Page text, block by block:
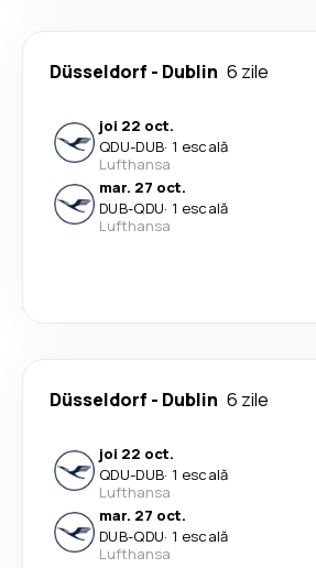
Düsseldorf - Dublin 6 zile
joi 22 oct.
QDU-DUB· 1 escală
Lufthansa
mar. 27 oct.
DUB-QDU· 1 escală
Lufthansa
Düsseldorf - Dublin 6 zile
joi 22 oct.
QDU-DUB· 1 escală
Lufthansa
mar. 27 oct.
DUB-QDU· 1 escală
Lufthansa